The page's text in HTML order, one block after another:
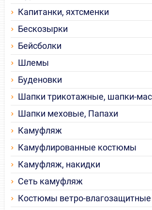
Капитанки, яхтсменки
Бескозырки
Бейсболки
Шлемы
Буденовки
Шапки трикотажные, шапки-
Шапки меховые, Папахи
Камуфляж
Камуфлированные костюмы
Камуфляж, накидки
Сеть камуфляж
Костюмы ветро-влагозащитные